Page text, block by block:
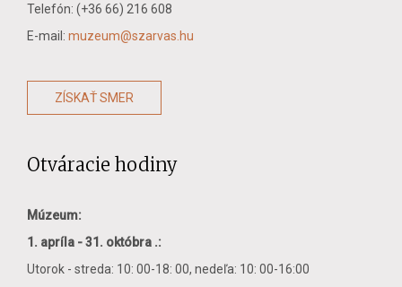
Telefón: (+36 66) 216 608
E-mail: muzeum@szarvas.hu
ZÍSKAŤ SMER
Otváracie hodiny
Múzeum:
1. apríla - 31. októbra .:
Utorok - streda: 10: 00-18: 00, nedeľa: 10: 00-16:00